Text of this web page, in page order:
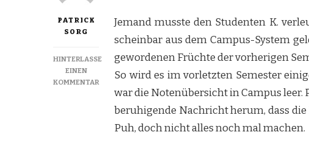
PATRICK
SORG
HINTERLASSE
EINEN
KOMMENTARZU
SIND
NICHT
Jemand musste den Studenten K.
scheinbar aus dem Campus-System
gewordenen Früchte der vorherigen
So wird es im vorletzten Semester
war die Notenübersicht in Campus leer.
beruhigende Nachricht herum, dass
Puh, doch nicht alles noch mal machen.